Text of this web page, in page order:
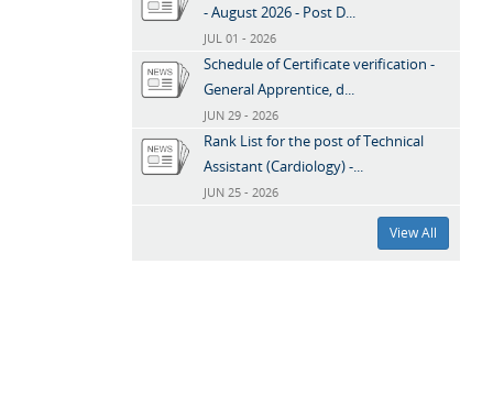
- August 2026 - Post D...
JUL 01 - 2026
Schedule of Certificate verification -
General Apprentice, d...
JUN 29 - 2026
Rank List for the post of Technical
Assistant (Cardiology) -...
JUN 25 - 2026
View All